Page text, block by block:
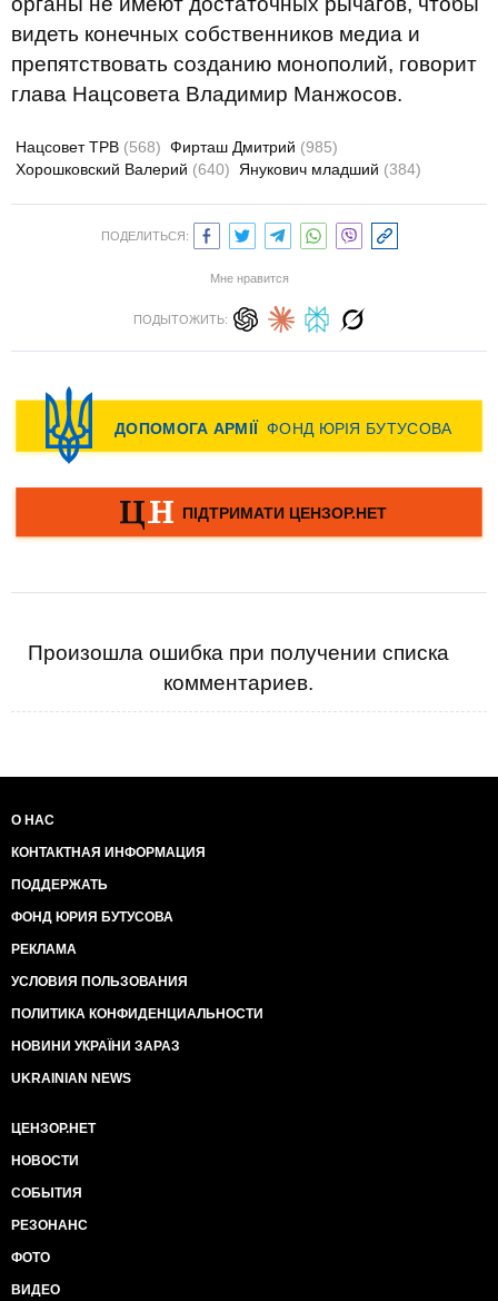
видеть конечных собственников медиа и
препятствовать созданию монополий, говорит
глава Нацсовета Владимир Манжосов.
Нацсовет ТРВ (568) Фирташ Дмитрий (985)
Хорошковский Валерий (640) Янукович младший (384)
ПОДЕЛИТЬСЯ:
Мне нравится
ПОДЫТОЖИТЬ:
Произошла ошибка при получении списка
комментариев.
О НАС
КОНТАКТНАЯ ИНФОРМАЦИЯ
ПОДДЕРЖАТЬ
ФОНД ЮРИЯ БУТУСОВА
РЕКЛАМА
УСЛОВИЯ ПОЛЬЗОВАНИЯ
ПОЛИТИКА КОНФИДЕНЦИАЛЬНОСТИ
НОВИНИ УКРАЇНИ ЗАРАЗ
UKRAINIAN NEWS
ЦЕНЗОР.НЕТ
НОВОСТИ
СОБЫТИЯ
РЕЗОНАНС
ФОТО
ВИДЕО